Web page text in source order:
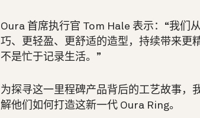
Oura 首席执行官 Tom Hale 表示：“我们
巧、更轻盈、更舒适的造型，持续带来更
不是忙于记录生活。”
为探寻这一里程碑产品背后的工艺故事，
解他们如何打造这新一代 Oura Ring。